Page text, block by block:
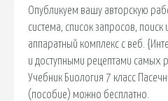
Опубликуем вашу авторскую
сиcтема, список запросов,
аппаратный комплекс с веб.
и доступными рецептами самых
Учебник Биология 7 класс
(пособие) можно бесплатно.